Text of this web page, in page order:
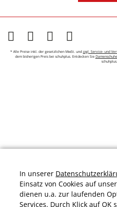
* Alle Preise inkl. der gesetzlichen MwSt. und zzgl. Service- und
dem bisherigen Preis bei schuhplus. Entdecken Sie
schuhplus.
In unserer
Einsatz von Cookies auf
dienen u.a. zur laufenden
Services. Durch Klick auf OK